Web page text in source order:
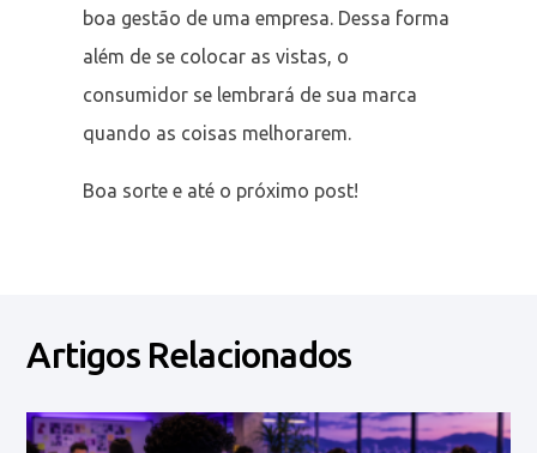
boa gestão de uma empresa. Dessa forma
além de se colocar as vistas, o
consumidor se lembrará de sua marca
quando as coisas melhorarem.
Boa sorte e até o próximo post!
Artigos Relacionados